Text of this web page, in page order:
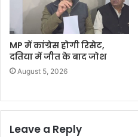
MP में कांग्रेस होगी रिसेट,
दतिया में जीत के बाद जोश
August 5, 2026
Leave a Reply